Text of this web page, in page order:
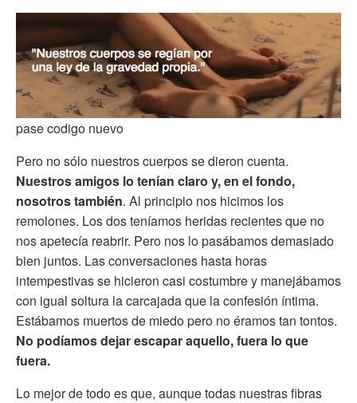
pase codigo nuevo
Pero no sólo nuestros cuerpos se dieron cuenta.
Nuestros amigos lo tenían claro y, en el fondo,
nosotros también. Al principio nos hicimos los
remolones. Los dos teníamos heridas recientes que no
nos apetecía reabrir. Pero nos lo pasábamos demasiado
bien juntos. Las conversaciones hasta horas
intempestivas se hicieron casi costumbre y manejábamos
con igual soltura la carcajada que la confesión íntima.
Estábamos muertos de miedo pero no éramos tan tontos.
No podíamos dejar escapar aquello, fuera lo que
fuera.
Lo mejor de todo es que, aunque todas nuestras fibras